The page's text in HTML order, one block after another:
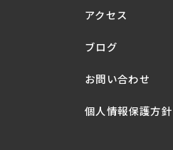
アクセス
ブログ
お問い合わせ
個人情報保護方針